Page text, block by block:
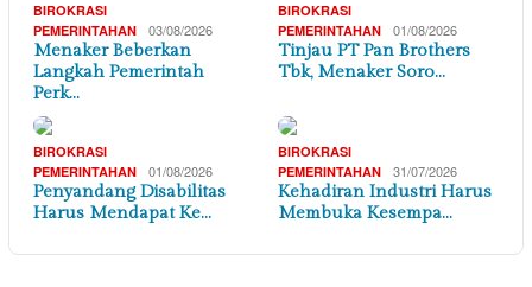
BIROKRASI
PEMERINTAHAN
03/08/2026
Menaker Beberkan
Langkah Pemerintah
Perk…
BIROKRASI
PEMERINTAHAN
01/08/2026
Tinjau PT Pan Brothers
Tbk, Menaker Soro…
BIROKRASI
PEMERINTAHAN
01/08/2026
Penyandang Disabilitas
Harus Mendapat Ke…
BIROKRASI
PEMERINTAHAN
31/07/2026
Kehadiran Industri Harus
Membuka Kesempa…